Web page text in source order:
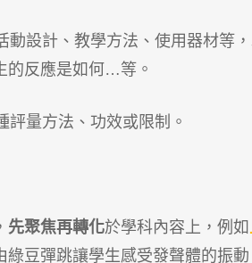
動設計、教學方法、使用器材等
的反應是如何…等。
量方法、功效或限制。
先聚焦再轉化於學科內容上，例如
豆彈跳讓學生感受發聲體的振